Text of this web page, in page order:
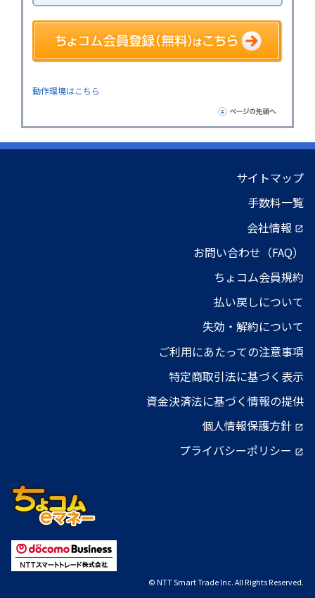
動作環境はこちら
© NTT Smart Trade Inc. All Rights Reserved.
サイトマップ
手数料一覧
会社情報 open_in_new
お問い合わせ（FAQ）
ちょコム会員規約
払い戻しについて
失効・解約について
ご利用にあたっての注意事項
特定商取引法に基づく表示
資金決済法に基づく情報の提供
個人情報保護方針 open_in_new
プライバシーポリシー open_in_new